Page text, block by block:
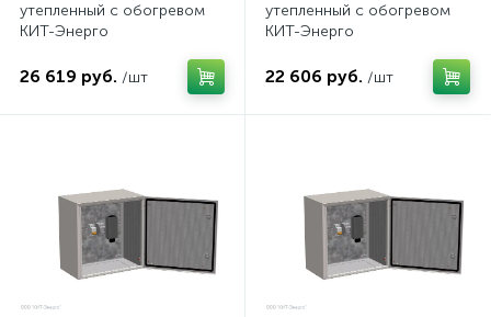
утепленный с обогревом
КИТ-Энерго
26 619 руб. /шт
утепленный с обогревом
КИТ-Энерго
22 606 руб. /шт